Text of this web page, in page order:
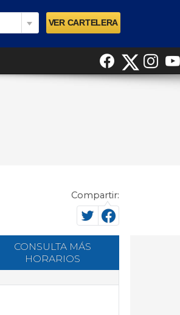
Compartir:
CONSULTA MÁS
HORARIOS